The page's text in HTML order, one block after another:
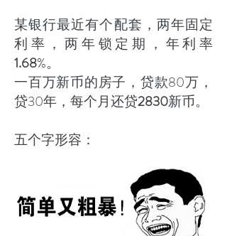
某银行最近有个配套，两年固定
利率，两年锁定期，年利率
1.68%。
一百万新币的房子，贷款80万，
贷30年，每个月还贷2830新币。
五个字形容：